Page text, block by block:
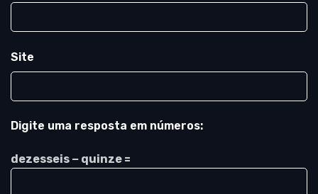
Site
Digite uma resposta em números:
dezesseis − quinze =